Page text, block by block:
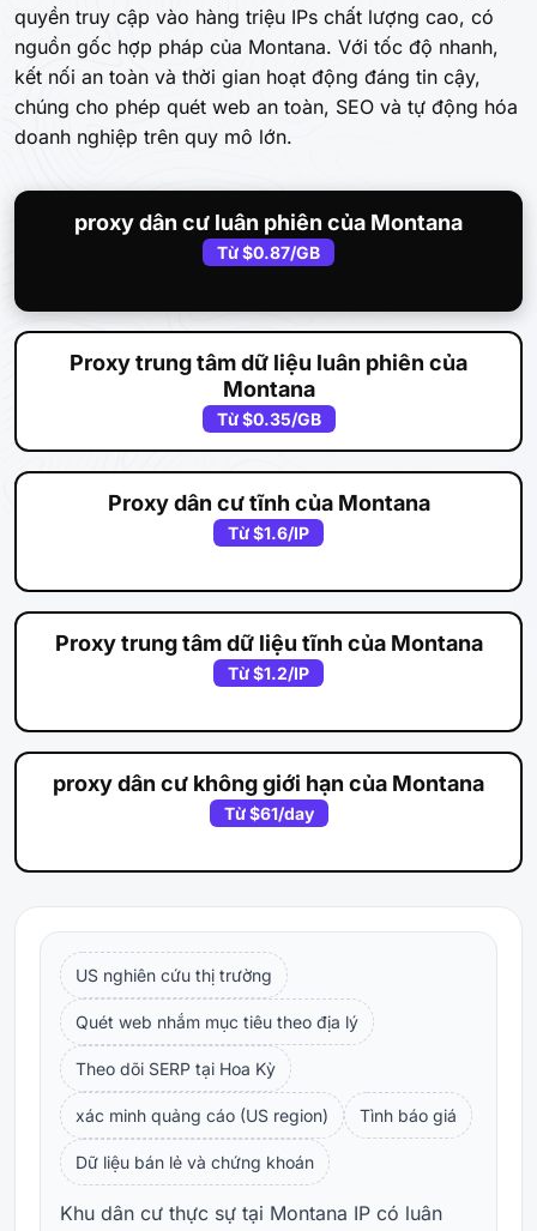
quyền truy cập vào hàng triệu IPs chất lượng cao, có
nguồn gốc hợp pháp của Montana. Với tốc độ nhanh,
kết nối an toàn và thời gian hoạt động đáng tin cậy,
chúng cho phép quét web an toàn, SEO và tự động hóa
doanh nghiệp trên quy mô lớn.
proxy dân cư luân phiên của Montana
Từ$0.87/GB
Proxy trung tâm dữ liệu luân phiên của
Montana
Từ$0.35/GB
Proxy dân cư tĩnh của Montana
Từ$1.6/IP
Proxy trung tâm dữ liệu tĩnh của Montana
Từ$1.2/IP
proxy dân cư không giới hạn của Montana
Từ$61/day
US nghiên cứu thị trường
Quét web nhắm mục tiêu theo địa lý
Theo dõi SERP tại Hoa Kỳ
xác minh quảng cáo (US region) Tình báo giá
Dữ liệu bán lẻ và chứng khoán
Khu dân cư thực sự tại Montana IP có luân